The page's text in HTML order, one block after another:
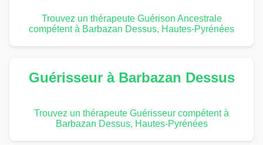
Trouvez un thérapeute Guérison Ancestrale
compétent à Barbazan Dessus, Hautes-Pyrénées
Guérisseur à Barbazan Dessus
Trouvez un thérapeute Guérisseur compétent à
Barbazan Dessus, Hautes-Pyrénées